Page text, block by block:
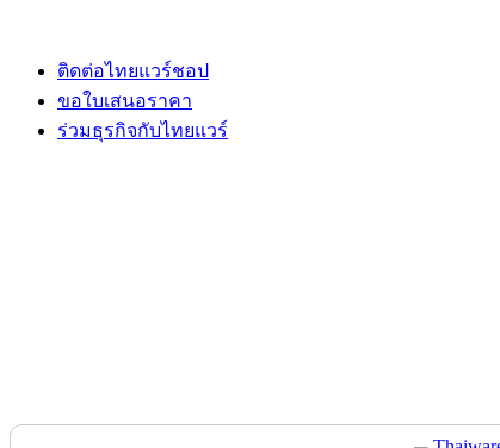
ติดต่อไทยแวร์ชอป
ขอใบเสนอราคา
ร่วมธุรกิจกับไทยแวร์